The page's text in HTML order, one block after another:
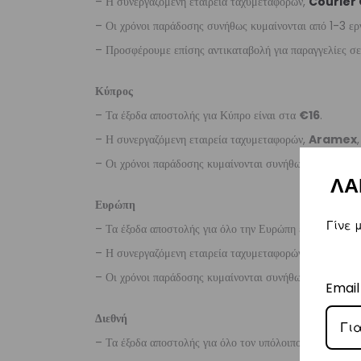
– Οι χρόνοι παράδοσης συνήθως κυμαίνονται από 1-3
– Προσφέρουμε επίσης αντικαταβολή για
Κύπρος
– Τα έξοδα αποστολής για Κύπρο είναι στα €16.
– Η συνεργαζόμενη εταιρεία ταχυμεταφορών, Aramex
– Οι χρόνοι παράδοσης κυμαίνονται συνήθως από 2-7
Ευρώπη
– Τα έξοδα αποστολής για όλο την Ευρώπη είναι στα
– Η συνεργαζόμενη εταιρεία ταχυμεταφορών,
– Οι χρόνοι παράδοσης κυμαίνονται συνήθως από 3-8
Διεθνή
– Τα έξοδα αποστολής για όλο τον υπόλοιπο κόσμο
Γίνε
Email